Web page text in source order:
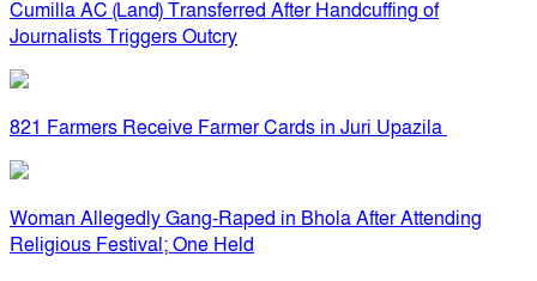
Cumilla AC (Land) Transferred After Handcuffing of
Journalists Triggers Outcry
821 Farmers Receive Farmer Cards in Juri Upazila
Woman Allegedly Gang-Raped in Bhola After Attending
Religious Festival; One Held